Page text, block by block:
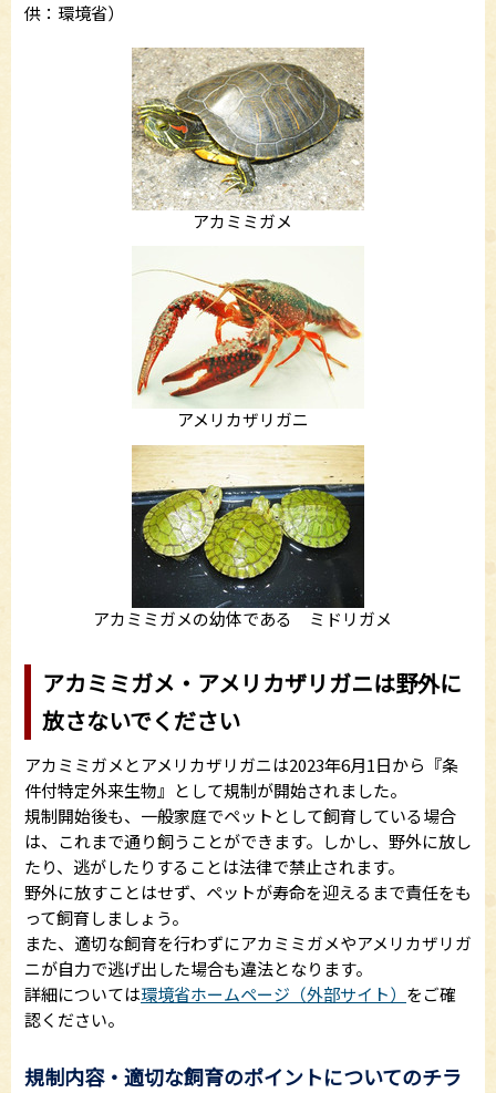
供：環境省）
アカミミガメ
アメリカザリガニ
アカミミガメの幼体である ミドリガメ
アカミミガメ・アメリカザリガニは野外に
放さないでください
アカミミガメとアメリカザリガニは2023年6月1日から『条
件付特定外来生物』として規制が開始されました。
規制開始後も、一般家庭でペットとして飼育している場合
は、これまで通り飼うことができます。しかし、野外に放し
たり、逃がしたりすることは法律で禁止されます。
野外に放すことはせず、ペットが寿命を迎えるまで責任をも
って飼育しましょう。
また、適切な飼育を行わずにアカミミガメやアメリカザリガ
ニが自力で逃げ出した場合も違法となります。
詳細については環境省ホームページ（外部サイト） をご確
認ください。
規制内容・適切な飼育のポイントについてのチラ